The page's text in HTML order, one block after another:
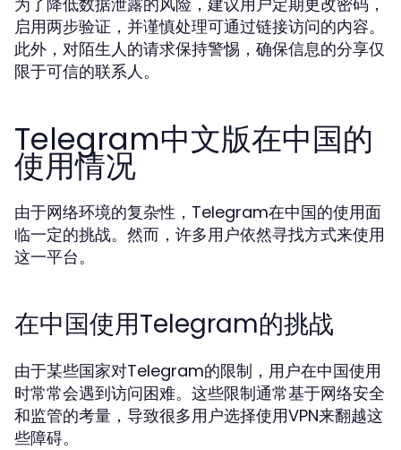
启用两步验证，并谨慎处理可通过链接访问的内容。
此外，对陌生人的请求保持警惕，确保信息的分享仅
限于可信的联系人。
Telegram中文版在中国的
使用情况
由于网络环境的复杂性，Telegram在中国的使用面
临一定的挑战。然而，许多用户依然寻找方式来使用
这一平台。
在中国使用Telegram的挑战
由于某些国家对Telegram的限制，用户在中国使用
时常常会遇到访问困难。这些限制通常基于网络安全
和监管的考量，导致很多用户选择使用VPN来翻越这
些障碍。